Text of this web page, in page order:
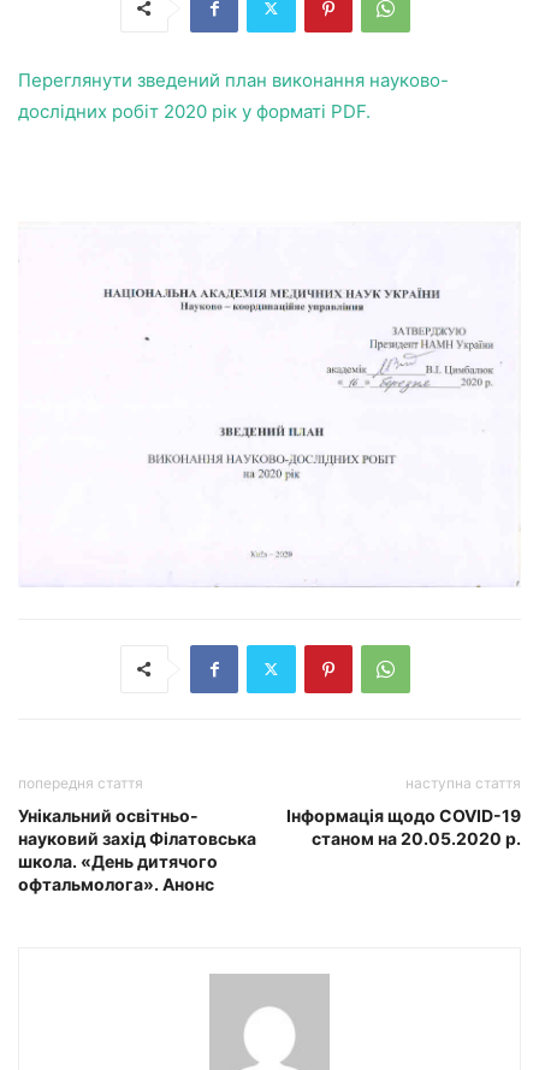
Переглянути зведений план виконання науково-
дослідних робіт 2020 рік у форматі PDF.
попередня стаття
Унікальний освітньо-
науковий захід Філатовська
школа. «День дитячого
офтальмолога». Анонс
наступна стаття
Інформація щодо COVID-19
станом на 20.05.2020 р.